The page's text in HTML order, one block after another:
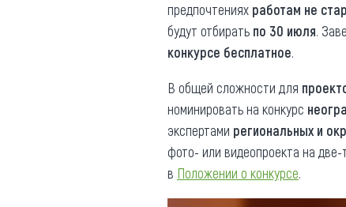
предпочтениях работам не
будут отбирать по 30 июля.
конкурсе бесплатное.
В общей сложности для
номинировать на конкурс
экспертами региональных и
фото- или видеопроекта на две-
в Положении о конкурсе.